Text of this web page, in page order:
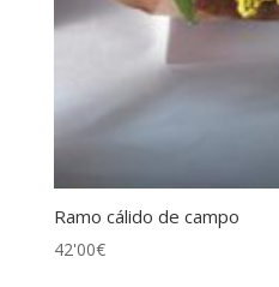
Ramo cálido de campo
42'00€